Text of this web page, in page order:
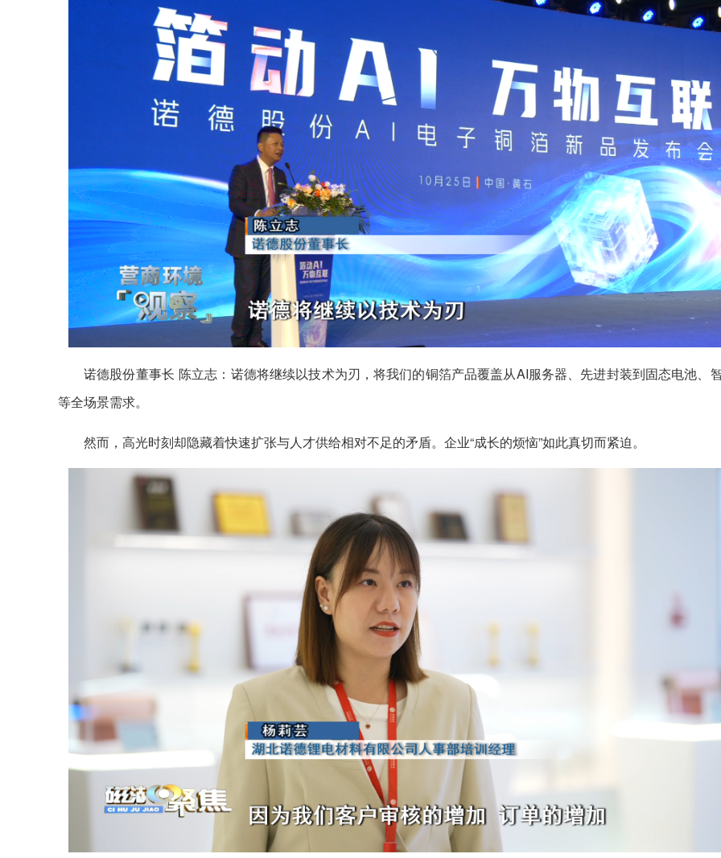
诺德股份董事长 陈立志：诺德将继续以技术为刃，将我们的铜箔产品覆盖从AI服务器、先进封装到固态电池、
等全场景需求。
然而，高光时刻却隐藏着快速扩张与人才供给相对不足的矛盾。企业“成长的烦恼”如此真切而紧迫。